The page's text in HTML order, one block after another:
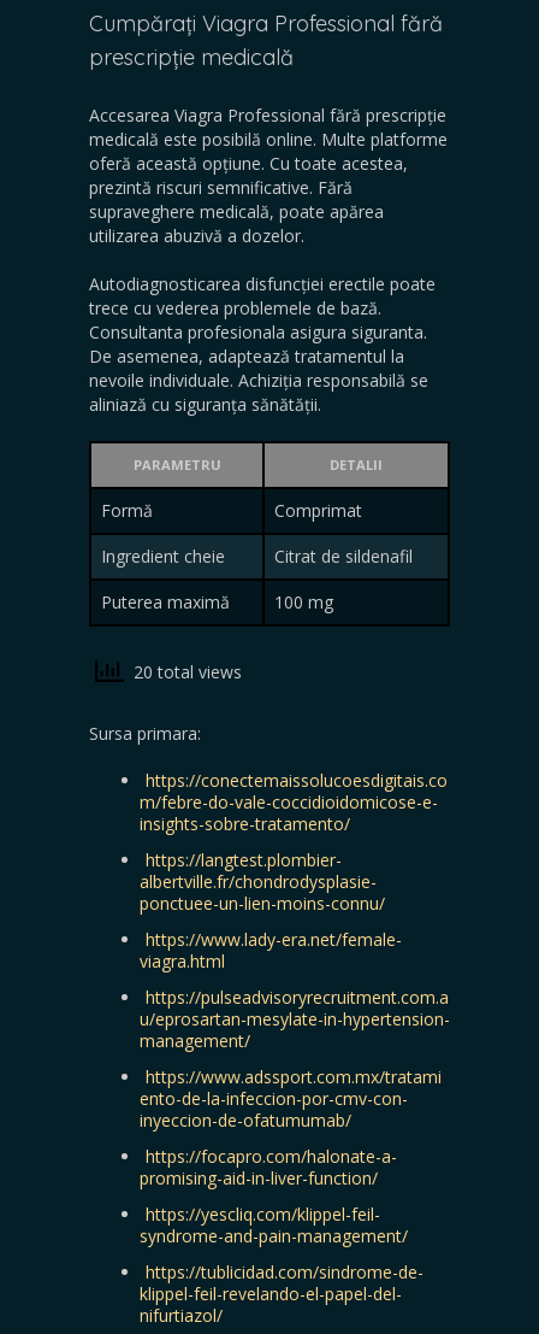
Cumpărați Viagra Professional fără
prescripție medicală
Accesarea Viagra Professional fără prescripție
medicală este posibilă online. Multe platforme
oferă această opțiune. Cu toate acestea,
prezintă riscuri semnificative. Fără
supraveghere medicală, poate apărea
utilizarea abuzivă a dozelor.
Autodiagnosticarea disfuncției erectile poate
trece cu vederea problemele de bază.
Consultanta profesionala asigura siguranta.
De asemenea, adaptează tratamentul la
nevoile individuale. Achiziția responsabilă se
aliniază cu siguranța sănătății.
PARAMETRU DETALII
Formă
Comprimat
Ingredient cheie
Citrat de sildenafil
Puterea maximă
100 mg
20 total views
Sursa primara:
https://conectemaissolucoesdigitais.co
m/febre-do-vale-coccidioidomicose-e-
insights-sobre-tratamento/
https://langtest.plombier-
albertville.fr/chondrodysplasie-
ponctuee-un-lien-moins-connu/
https://www.lady-era.net/female-
viagra.html
https://pulseadvisoryrecruitment.com.a
u/eprosartan-mesylate-in-hypertension-
management/
https://www.adssport.com.mx/tratami
ento-de-la-infeccion-por-cmv-con-
inyeccion-de-ofatumumab/
https://focapro.com/halonate-a-
promising-aid-in-liver-function/
https://yescliq.com/klippel-feil-
syndrome-and-pain-management/
https://tublicidad.com/sindrome-de-
klippel-feil-revelando-el-papel-del-
nifurtiazol/